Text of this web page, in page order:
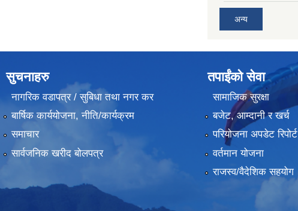
अन्य
सुचनाहरु
नागरिक वडापत्र / सुबिधा तथा नगर कर
बार्षिक कार्ययोजना, नीति/कार्यक्रम
समाचार
सार्वजनिक खरीद बोलपत्र
तपाईंको सेवा
सामाजिक सुरक्षा
बजेट, आम्दानी र खर्च
परियोजना अपडेट रिपोर्ट
वर्तमान योजना
राजस्व/वैदेशिक सहयोग